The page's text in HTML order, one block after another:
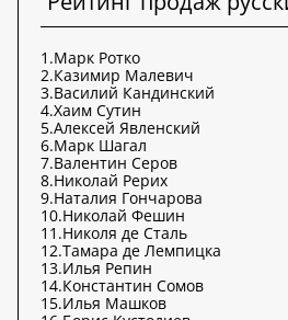
1.Марк Ротко
2.Казимир Малевич
3.Василий Кандинский
4.Хаим Сутин
5.Алексей Явленский
6.Марк Шагал
7.Валентин Серов
8.Николай Рерих
9.Наталия Гончарова
10.Николай Фешин
11.Николя де Сталь
12.Тамара де Лемпицка
13.Илья Репин
14.Константин Сомов
15.Илья Машков